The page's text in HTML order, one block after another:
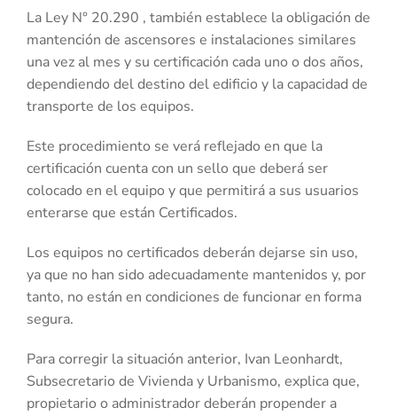
La Ley N° 20.290 , también establece la obligación de
mantención de ascensores e instalaciones similares
una vez al mes y su certificación cada uno o dos años,
dependiendo del destino del edificio y la capacidad de
transporte de los equipos.
Este procedimiento se verá reflejado en que la
certificación cuenta con un sello que deberá ser
colocado en el equipo y que permitirá a sus usuarios
enterarse que están Certificados.
Los equipos no certificados deberán dejarse sin uso,
ya que no han sido adecuadamente mantenidos y, por
tanto, no están en condiciones de funcionar en forma
segura.
Para corregir la situación anterior, Ivan Leonhardt,
Subsecretario de Vivienda y Urbanismo, explica que,
propietario o administrador deberán propender a